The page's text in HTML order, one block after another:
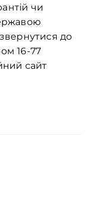
чи
до
16-77
сайт